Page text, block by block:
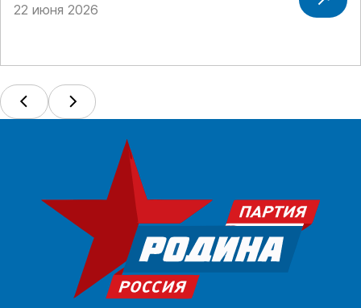
СИЛОВИКОВ
22 июня 2026